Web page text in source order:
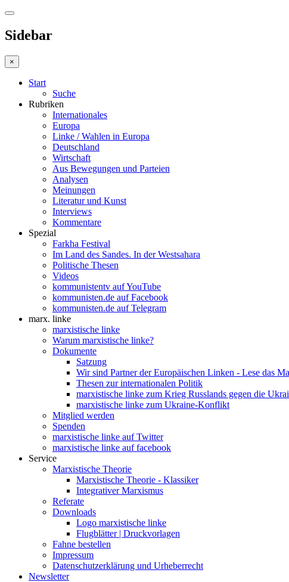
Sidebar
×
Start
Suche
Rubriken
Internationales
Europa
Linke / Wahlen in Europa
Deutschland
Wirtschaft
Aus Bewegungen und Parteien
Analysen
Meinungen
Literatur und Kunst
Interviews
Kommentare
Spezial
Farkha Festival
Im Land des Sandes. In der Westsahara
Politische Thesen
Videos
kommunistentv auf YouTube
kommunisten.de auf Facebook
kommunisten.de auf Telegram
marx. linke
marxistische linke
Warum marxistische linke?
Dokumente
Satzung
Wir sind Partner der Europäischen Linken - Lese das
Thesen zur internationalen Politik
marxistische linke zum Krieg Russlands gegen die
marxistische linke zum Ukraine-Konflikt
Mitglied werden
Spenden
marxistische linke auf Twitter
marxistische linke auf facebook
Service
Marxistische Theorie
Marxistische Theorie - Klassiker
Integrativer Marxismus
Referate
Downloads
Logo marxistische linke
Flugblätter | Druckvorlagen
Fahne bestellen
Impressum
Datenschutzerklärung und Urheberrecht
Newsletter